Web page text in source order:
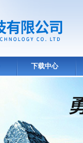
下载中心